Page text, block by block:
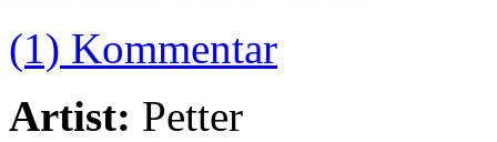
(1) Kommentar
Artist: Petter